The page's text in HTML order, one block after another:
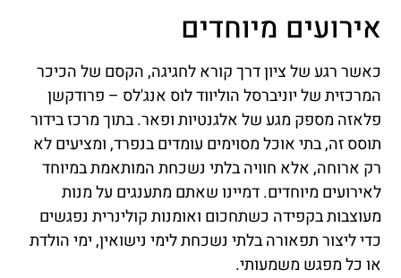
אירועים מיוחדים
כאשר רגע של ציון דרך קורא לחגיגה, הקסם של הכיכר
המרכזית של יוניברסל הוליווד לוס אנג'לס – פרודקשן
פלאזה מספק מגע של אלגנטיות ופאר. בתוך מרכז בידור
תוסס זה, בתי אוכל מסוימים עומדים בנפרד, ומציעים לא
רק ארוחה, אלא חוויה בלתי נשכחת המותאמת במיוחד
לאירועים מיוחדים. דמיינו שאתם מתענגים על מנות
מעוצבות בקפידה כשתחכום ואומנות קולינרית נפגשים
כדי ליצור תפאורה בלתי נשכחת לימי נישואין, ימי הולדת
או כל מפגש משמעותי.